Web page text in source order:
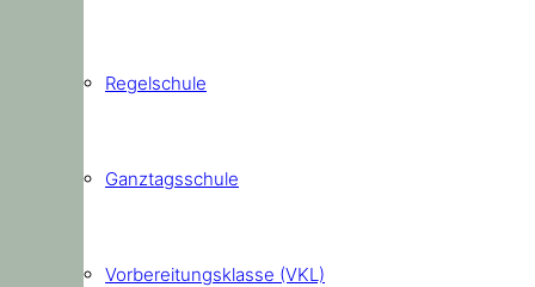
Regelschule
Ganztagsschule
Vorbereitungsklasse (VKL)